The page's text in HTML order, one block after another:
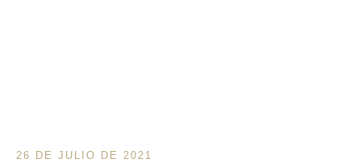
26 DE JULIO DE 2021